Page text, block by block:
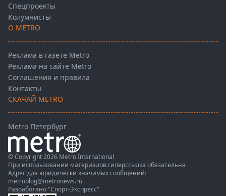
Спецпроекты
Колумнисты
О METRO
Реклама в газете Metro
Реклама на сайте Metro
Соглашения и правила
Контакты
СКАЧАЙ METRO
Metro Петербург
© Copyright 2026 Metro International
При использовании материалов гиперссылка обязательна
Адрес для юридически значимых сообщений:
metroblog@metronews.ru
Разработано "Спорт-Экспресс"